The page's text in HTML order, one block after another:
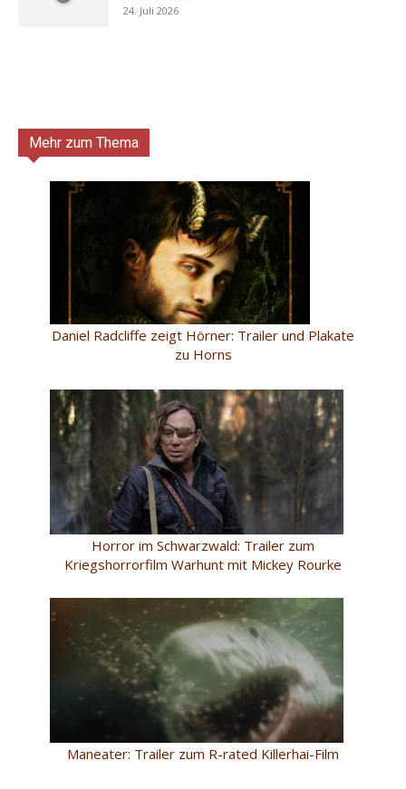
24. Juli 2026
Mehr zum Thema
Daniel Radcliffe zeigt Hörner: Trailer und Plakate
zu Horns
Horror im Schwarzwald: Trailer zum
Kriegshorrorfilm Warhunt mit Mickey Rourke
Maneater: Trailer zum R-rated Killerhai-Film